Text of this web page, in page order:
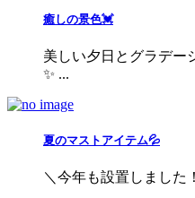
癒しの景色💓
美しい夕日とグラデ
✨ ...
夏のマストアイテム💦
＼今年も設置しました